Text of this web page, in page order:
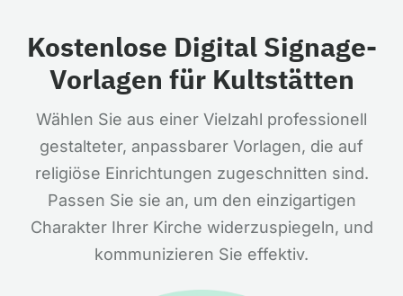
Kostenlose Digital Signage-
Vorlagen für Kultstätten
Wählen Sie aus einer Vielzahl professionell
gestalteter, anpassbarer Vorlagen, die auf
religiöse Einrichtungen zugeschnitten sind.
Passen Sie sie an, um den einzigartigen
Charakter Ihrer Kirche widerzuspiegeln, und
kommunizieren Sie effektiv.